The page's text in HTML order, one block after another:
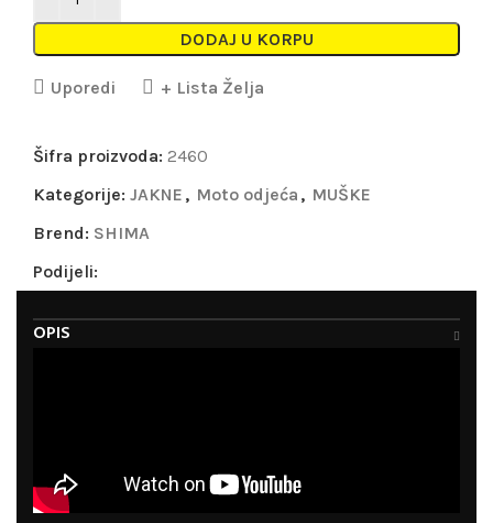
DODAJ U KORPU
Uporedi + Lista Želja
Šifra proizvoda: 2460
Kategorije: JAKNE , Moto odjeća , MUŠKE
Brend: SHIMA
Podijeli:
OPIS